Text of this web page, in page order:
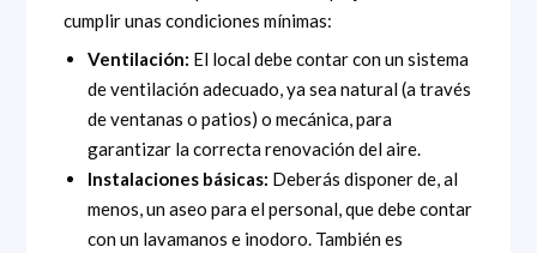
cumplir unas condiciones mínimas:
Ventilación: El local debe contar con un sistema
de ventilación adecuado, ya sea natural (a través
de ventanas o patios) o mecánica, para
garantizar la correcta renovación del aire.
Instalaciones básicas: Deberás disponer de, al
menos, un aseo para el personal, que debe contar
con un lavamanos e inodoro. También es